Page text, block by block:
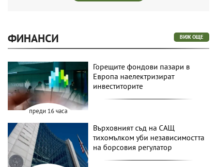
ФИНАНСИ ВИЖ ОЩЕ
преди 16 часа
Горещите фондови пазари в
Европа наелектризират
инвеститорите
Върховният съд на САЩ
тихомълком уби независимостта
на борсовия регулатор